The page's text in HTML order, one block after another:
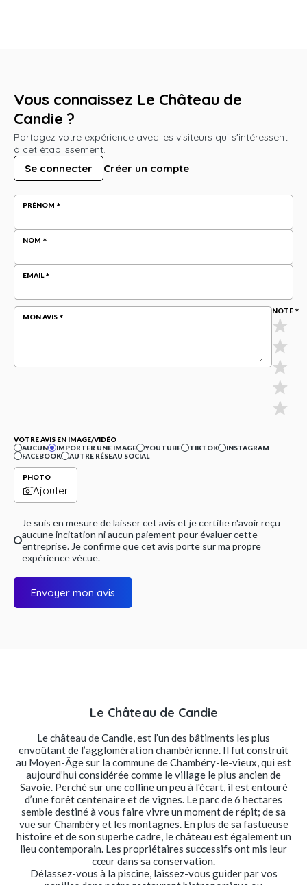
Vous connaissez Le Château de
Candie ?
Partagez votre expérience avec les visiteurs qui s'intéressent
à cet établissement.
Se connecter Créer un compte
PRÉNOM
NOM
EMAIL
MON AVIS
NOTE
VOTRE AVIS EN IMAGE/VIDÉO
AUCUN
IMPORTER UNE IMAGE YOUTUBE TIKTOK
INSTAGRAM
FACEBOOK
AUTRE RÉSEAU SOCIAL
PHOTO
Ajouter
Je suis en mesure de laisser cet avis et je certifie n'avoir reçu
aucune incitation ni aucun paiement pour évaluer cette
entreprise. Je confirme que cet avis porte sur ma propre
expérience vécue.
Envoyer mon avis
Le Château de Candie
Le château de Candie, est l’un des bâtiments les plus
envoûtant de l’agglomération chambérienne. Il fut construit
au Moyen-Âge sur la commune de Chambéry-le-vieux, qui est
aujourd’hui considérée comme le village le plus ancien de
Savoie. Perché sur une colline un peu à l'écart, il est entouré
d’une forêt centenaire et de vignes. Le parc de 6 hectares
semble destiné à vous faire vivre un moment de répit; de sa
vue sur Chambéry et les montagnes. En plus de sa fastueuse
histoire et de son superbe cadre, le château est également un
lieu contemporain. Les propriétaires successifs ont mis leur
cœur dans sa conservation.
Délassez-vous à la piscine, laissez-vous guider par vos